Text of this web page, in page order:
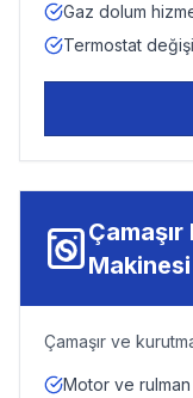
Gaz dolum
Termostat
Makinesi
Çamaşır ve
Motor ve rulman